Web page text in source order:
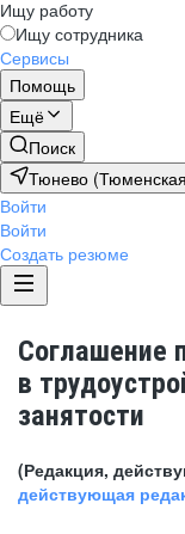
Ищу работу
Ищу сотрудника
Сервисы
Помощь
Ещё
Поиск
Тюнево
Войти
Войти
Создать резюме
Соглашение
в
занятости
(Редакция,
действующая